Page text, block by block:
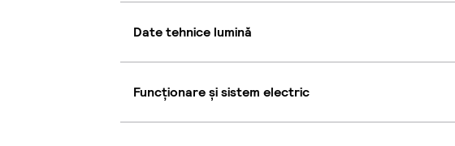
Date tehnice lumină
Funcționare și sistem electric